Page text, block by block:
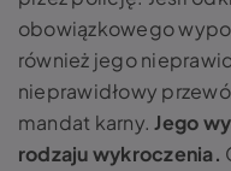
obowiązkowego
również jego
nieprawidłowy
mandat karny.Jego
rodzaju wykroczenia.